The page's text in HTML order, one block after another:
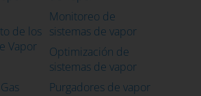
de los
Vapor
Monitoreo de
sistemas de vapor
Optimización de
sistemas de vapor
Purgadores de vapor